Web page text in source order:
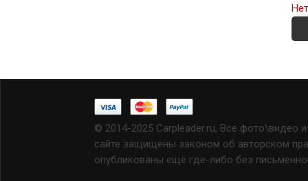
© 2014-2025 Carpleader.ru, Все фото\видео
сайте защищены законом об авторском
опубликованы ещё где-либо без